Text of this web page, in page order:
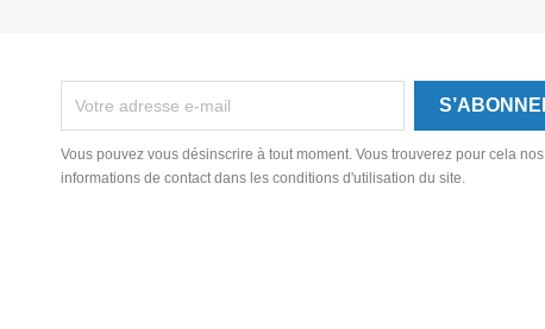
Vous pouvez vous désinscrire à tout moment. Vous trouverez pour cela nos
informations de contact dans les conditions d'utilisation du site.